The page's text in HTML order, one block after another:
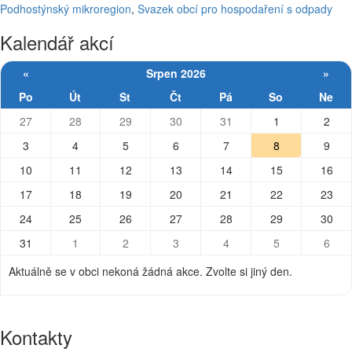
Podhostýnský mikroregion, Svazek obcí pro hospodaření s odpady
Kalendář akcí
« Srpen 2026
»
Po
Út St Čt Pá So
Ne
27
28 29 30 31 1
2
3
4 5 6 7 8
9
10
11 12 13 14 15
16
17
18 19 20 21 22
23
24
25 26 27 28 29
30
31
1 2 3 4 5
6
Aktuálně se v obci nekoná žádná akce. Zvolte si jiný den.
Kontakty